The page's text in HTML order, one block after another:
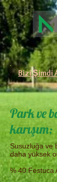
Bizi Şimdi
Park ve
karışım;
Susuzluğa ve
daha yüksek
% 40 Festuca